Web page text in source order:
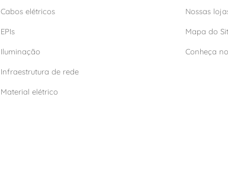
Cabos elétricos
EPIs
Iluminação
Infraestrutura de rede
Material elétrico
Nossas
Mapa do
Conheça